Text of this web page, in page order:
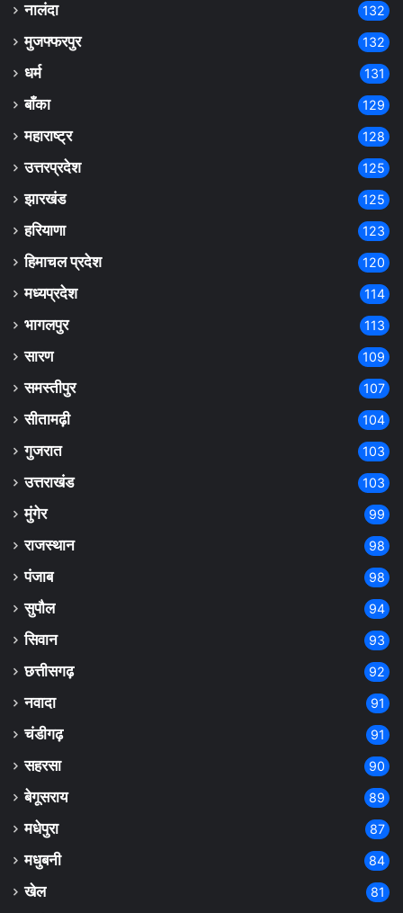
नालंदा 132
मुजफ्फरपुर 132
धर्म 131
बाँका 129
महाराष्ट्र 128
उत्तरप्रदेश 125
झारखंड 125
हरियाणा 123
हिमाचल प्रदेश 120
मध्यप्रदेश 114
भागलपुर 113
सारण 109
समस्तीपुर 107
सीतामढ़ी 104
गुजरात 103
उत्तराखंड 103
मुंगेर 99
राजस्थान 98
पंजाब 98
सुपौल 94
सिवान 93
छत्तीसगढ़ 92
नवादा 91
चंडीगढ़ 91
सहरसा 90
बेगूसराय 89
मधेपुरा 87
मधुबनी 84
खेल 81